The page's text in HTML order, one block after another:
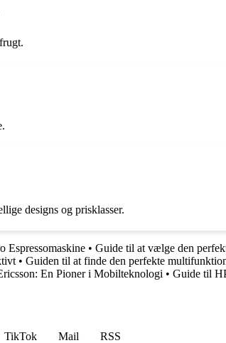
designs og prisklasser.
Espressomaskine • Guide til at vælge den
• Guiden til at finde den perfekte
En Pioner i Mobilteknologi • Guide til
TikTok Mail
RSS